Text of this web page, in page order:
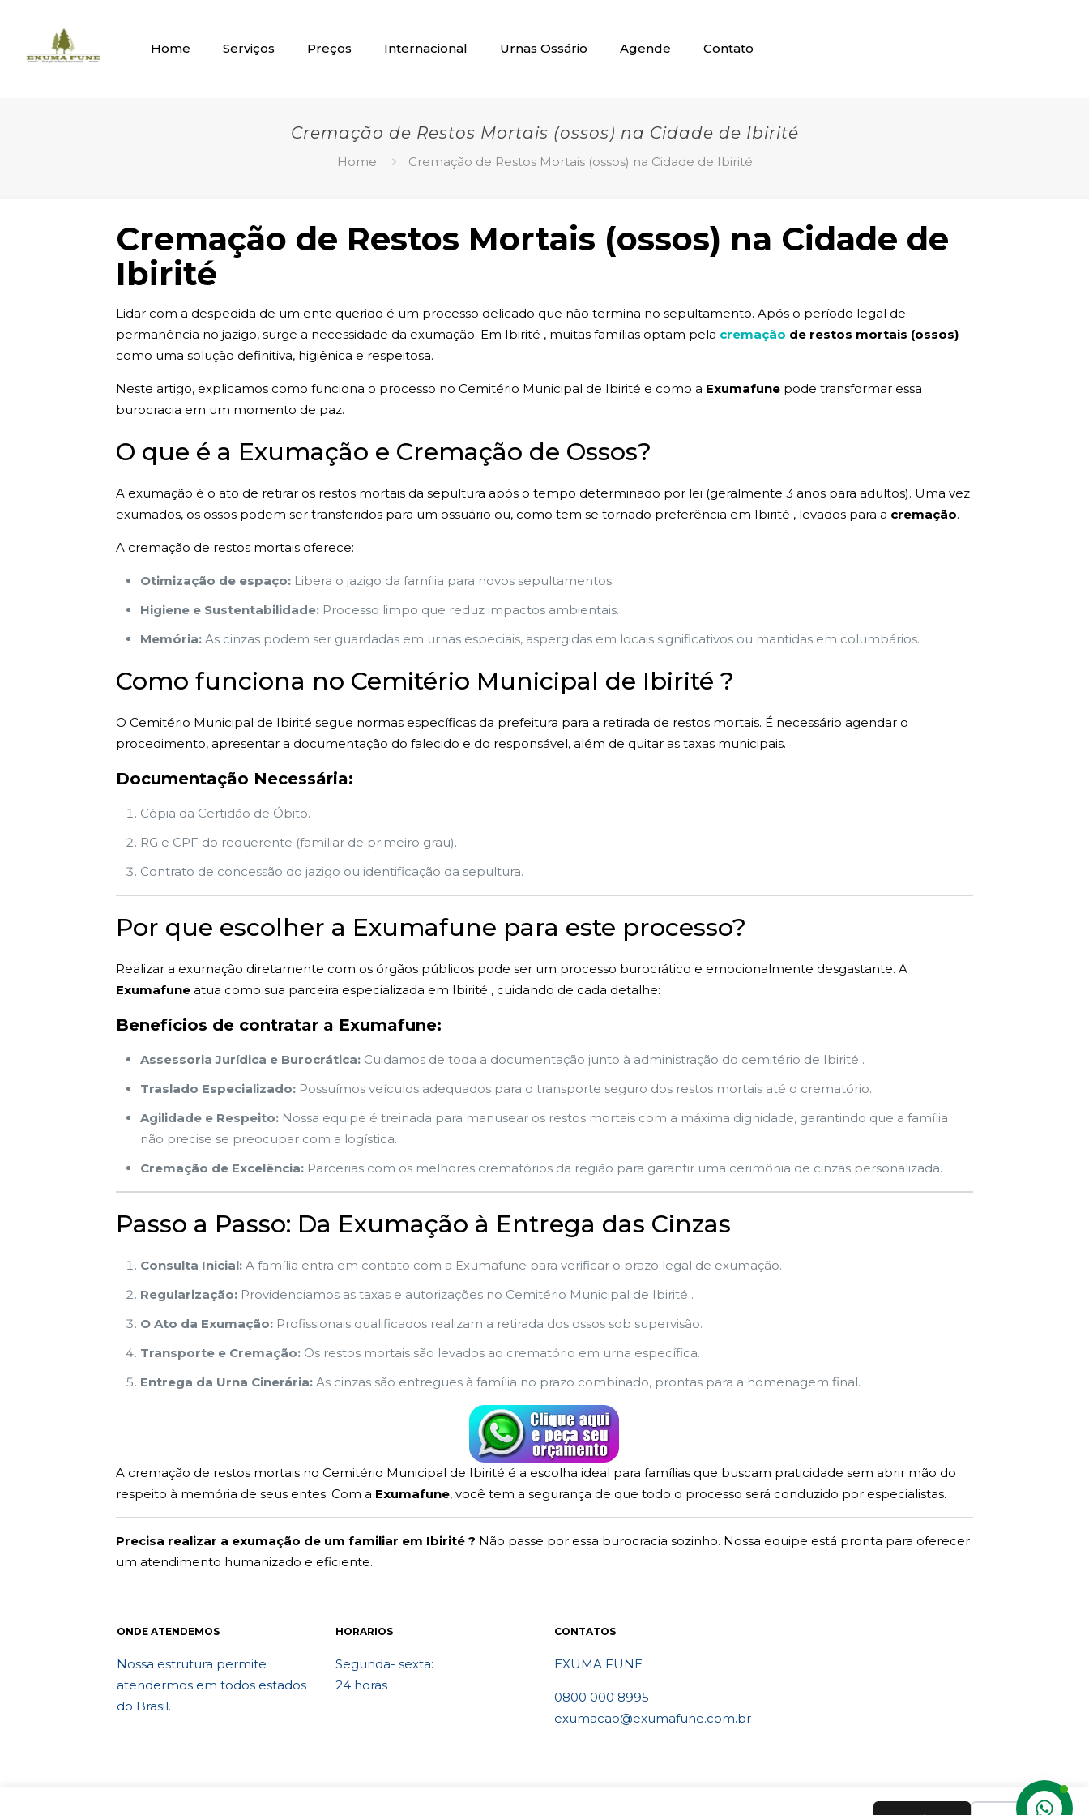
Home Serviços Preços Internacional Urnas Ossário Agende Contato
Cremação de Restos Mortais (ossos) na Cidade de Ibirité
Home Cremação de Restos Mortais (ossos) na Cidade de Ibirité
Cremação de Restos Mortais (ossos) na Cidade de
Ibirité
Lidar com a despedida de um ente querido é um processo delicado que não termina no sepultamento. Após o período legal de
permanência no jazigo, surge a necessidade da exumação. Em Ibirité , muitas famílias optam pela cremação de restos mortais (ossos)
como uma solução definitiva, higiênica e respeitosa.
Neste artigo, explicamos como funciona o processo no Cemitério Municipal de Ibirité e como a Exumafunepode transformar essa
burocracia em um momento de paz.
O que é a Exumação e Cremação de Ossos?
A exumação é o ato de retirar os restos mortais da sepultura após o tempo determinado por lei (geralmente 3 anos para adultos). Uma vez
exumados, os ossos podem ser transferidos para um ossuário ou, como tem se tornado preferência em Ibirité , levados para a cremação.
A cremação de restos mortais oferece:
Otimização de espaço:Libera o jazigo da família para novos sepultamentos.
Higiene e Sustentabilidade:Processo limpo que reduz impactos ambientais.
Memória:As cinzas podem ser guardadas em urnas especiais, aspergidas em locais significativos ou mantidas em columbários.
Como funciona no Cemitério Municipal de Ibirité ?
O Cemitério Municipal de Ibirité segue normas específicas da prefeitura para a retirada de restos mortais. É necessário agendar o
procedimento, apresentar a documentação do falecido e do responsável, além de quitar as taxas municipais.
Documentação Necessária:
Cópia da Certidão de Óbito.
RG e CPF do requerente (familiar de primeiro grau).
Contrato de concessão do jazigo ou identificação da sepultura.
Por que escolher a Exumafune para este processo?
Realizar a exumação diretamente com os órgãos públicos pode ser um processo burocrático e emocionalmente desgastante. A
Exumafuneatua como sua parceira especializada em Ibirité , cuidando de cada detalhe:
Benefícios de contratar a Exumafune:
Assessoria Jurídica e Burocrática:Cuidamos de toda a documentação junto à administração do cemitério de Ibirité .
Traslado Especializado:Possuímos veículos adequados para o transporte seguro dos restos mortais até o crematório.
Agilidade e Respeito:Nossa equipe é treinada para manusear os restos mortais com a máxima dignidade, garantindo que a família
não precise se preocupar com a logística.
Cremação de Excelência:Parcerias com os melhores crematórios da região para garantir uma cerimônia de cinzas personalizada.
Passo a Passo: Da Exumação à Entrega das Cinzas
Consulta Inicial:A família entra em contato com a Exumafune para verificar o prazo legal de exumação.
Regularização:Providenciamos as taxas e autorizações no Cemitério Municipal de Ibirité .
O Ato da Exumação:Profissionais qualificados realizam a retirada dos ossos sob supervisão.
Transporte e Cremação:Os restos mortais são levados ao crematório em urna específica.
Entrega da Urna Cinerária:As cinzas são entregues à família no prazo combinado, prontas para a homenagem final.
A cremação de restos mortais no Cemitério Municipal de Ibirité é a escolha ideal para famílias que buscam praticidade sem abrir mão do
respeito à memória de seus entes. Com a Exumafune, você tem a segurança de que todo o processo será conduzido por especialistas.
Precisa realizar a exumação de um familiar em Ibirité ? Não passe por essa burocracia sozinho. Nossa equipe está pronta para oferecer
um atendimento humanizado e eficiente.
ONDE ATENDEMOS
Nossa estrutura permite
atendermos em todos estados
do Brasil.
HORARIOS
Segunda- sexta:
24 horas
CONTATOS
EXUMA FUNE
0800 000 8995
exumacao@exumafune.com.br